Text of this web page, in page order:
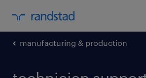
manufacturing & production